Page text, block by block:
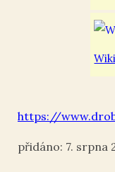
https://
7. srpna